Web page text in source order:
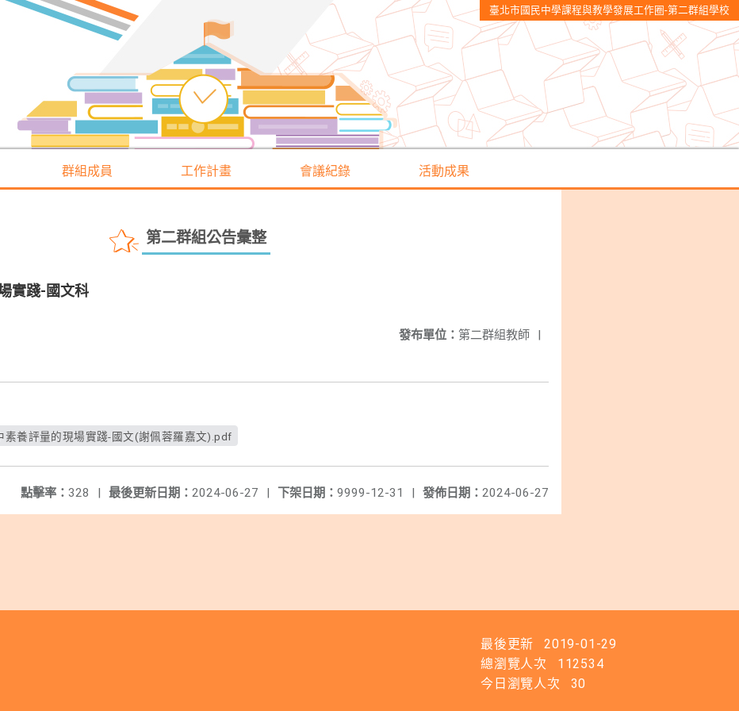
臺北市國民中學課程與教學發展工作圈-第二群組學校
群組成員 工作計畫 會議紀錄 活動成果
第二群組公告彙整
實踐-國文科
發布單位： 第二群組教師 |
素養評量的現場實踐-國文(謝佩蓉羅嘉文).pdf
發佈日期： 2024-06-27
下架日期： 9999-12-31 |
最後更新日期： 2024-06-27 |
點擊率： 328 |
最後更新
2019-01-29
總瀏覽人次
112534
今日瀏覽人次
30